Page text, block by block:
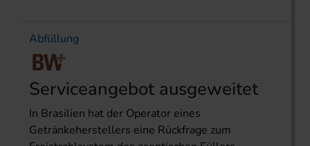
Abfüllung
Serviceangebot ausgeweitet
In Brasilien hat der Operator eines
Getränkeherstellers eine Rückfrage zum